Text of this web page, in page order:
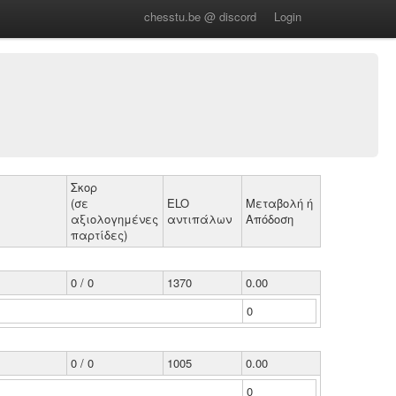
chesstu.be @ discord Login
Σκορ
(σε
αξιολογημένες
παρτίδες)
ELO
αντιπάλων
Μεταβολή ή
Απόδοση
0 / 0 1370
0.00
0
0 / 0 1005
0.00
0